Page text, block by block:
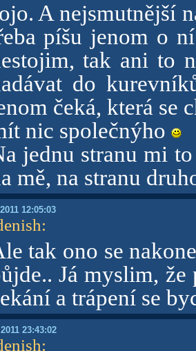
A nejsmutnější
píšu jenom o
tak ani to
do
čeká, která se
nic společnýho
jednu stranu mi
mě, na stranu
12:05:03
:
tak ono se
Já myslim,
a trápení se
23:43:02
: